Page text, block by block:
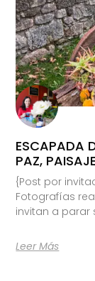
ESCAPADA
PAZ,
{Post por
Fotografías
invitan a parar
Leer Más